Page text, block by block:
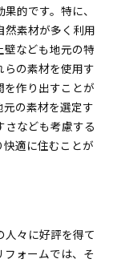
的です。特に、
然素材が多く利用
壁なども地元の特
の素材を使用す
を作り出すことが
の素材を選定す
さなども考慮する
適に住むことが
々に好評を得て
ォームでは、そ